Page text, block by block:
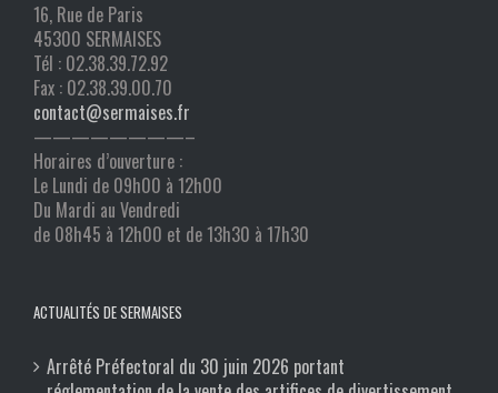
16, Rue de Paris
45300 SERMAISES
Tél : 02.38.39.72.92
Fax : 02.38.39.00.70
contact@sermaises.fr
————————–
Horaires d’ouverture :
Le Lundi de 09h00 à 12h00
Du Mardi au Vendredi
de 08h45 à 12h00 et de 13h30 à 17h30
ACTUALITÉS DE SERMAISES
Arrêté Préfectoral du 30 juin 2026 portant